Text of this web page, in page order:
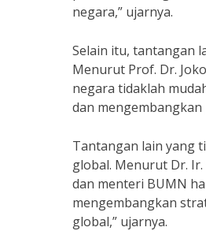
negara,” ujarnya.
Selain itu, tantangan
Menurut Prof. Dr.
negara tidaklah
dan
Tantangan lain yang
global. Menurut Dr.
dan menteri BUMN
mengembangkan
global,” ujarnya.